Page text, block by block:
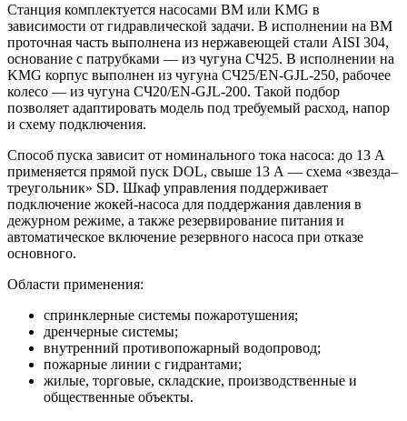
Станция комплектуется насосами BM или KMG в
зависимости от гидравлической задачи. В исполнении на BM
проточная часть выполнена из нержавеющей стали AISI 304,
основание с патрубками — из чугуна СЧ25. В исполнении на
KMG корпус выполнен из чугуна СЧ25/EN-GJL-250, рабочее
колесо — из чугуна СЧ20/EN-GJL-200. Такой подбор
позволяет адаптировать модель под требуемый расход, напор
и схему подключения.
Способ пуска зависит от номинального тока насоса: до 13 А
применяется прямой пуск DOL, свыше 13 А — схема «звезда–
треугольник» SD. Шкаф управления поддерживает
подключение жокей-насоса для поддержания давления в
дежурном режиме, а также резервирование питания и
автоматическое включение резервного насоса при отказе
основного.
Области применения:
спринклерные системы пожаротушения;
дренчерные системы;
внутренний противопожарный водопровод;
пожарные линии с гидрантами;
жилые, торговые, складские, производственные и
общественные объекты.